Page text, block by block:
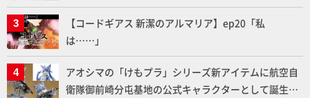
りに!!【試し読み】
【コードギアス 新潔のアルマリア】ep20「私
は……」
アオシマの「けもプラ」シリーズ新アイテムに航空自
衛隊御前崎分屯基地の公式キャラクターとして誕生し